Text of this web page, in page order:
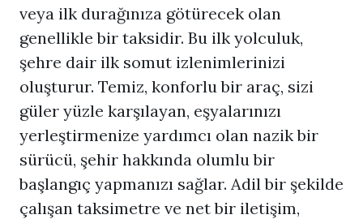
veya ilk durağınıza götürecek olan
genellikle bir taksidir. Bu ilk yolculuk,
şehre dair ilk somut izlenimlerinizi
oluşturur. Temiz, konforlu bir araç, sizi
güler yüzle karşılayan, eşyalarınızı
yerleştirmenize yardımcı olan nazik bir
sürücü, şehir hakkında olumlu bir
başlangıç yapmanızı sağlar. Adil bir şekilde
çalışan taksimetre ve net bir iletişim,